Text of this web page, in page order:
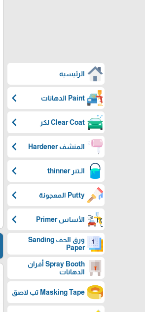
الرئيسية
Paint الدهانات chevron_left
Clear Coat لكر chevron_left
المنشف Hardener chevron_left
الـتنر thinner chevron_left
Putty المعجونة chevron_left
الأساس Primer chevron_left
ورق الحف Sanding
Paper
Spray Booth أفران
الدهانات
Masking Tape تب لاصق